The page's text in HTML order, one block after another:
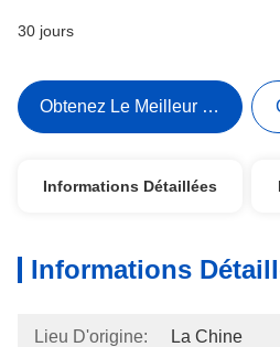
30 jours
Obtenez Le Meilleur Prix
Informations Détaillées
Informations
Lieu D'origine: La Chine